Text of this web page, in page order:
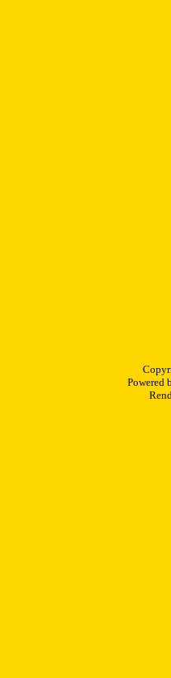
Powered